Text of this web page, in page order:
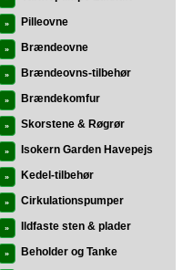
» Pilleovne
» Brændeovne
» Brændeovns-tilbehør
» Brændekomfur
» Skorstene & Røgrør
» Isokern Garden Havepejs
» Kedel-tilbehør
» Cirkulationspumper
» Ildfaste sten & plader
» Beholder og Tanke